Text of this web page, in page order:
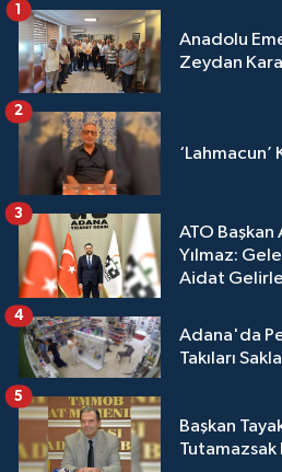
Anadolu
Zeydan
1
‘Lahmacun’
2
ATO Başkan
Yılmaz:
Aidat
3
Adana'da
Takıları
4
Başkan
5